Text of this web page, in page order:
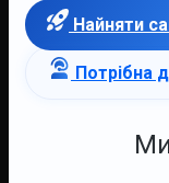
Найняти
Потрібна